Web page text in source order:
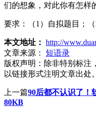
们的想象，对此你有怎样
要求：（1）自拟题目；（
本文地址： http://
文章来源：
短语录
版权声明： 除非特别标注
以链接形式注明文章出处。
上一篇90后都不认识了！
80KB